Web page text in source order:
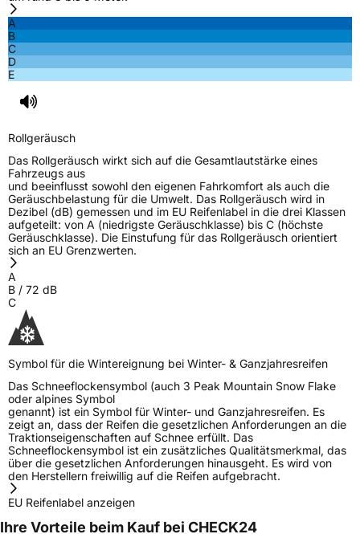
A
B
C
D
E
Rollgeräusch
Das Rollgeräusch wirkt sich auf die Gesamtlautstärke eines
Fahrzeugs aus
und beeinflusst sowohl den eigenen Fahrkomfort als auch die
Geräuschbelastung für die Umwelt. Das Rollgeräusch wird in
Dezibel (dB) gemessen und im EU Reifenlabel in die drei Klassen
aufgeteilt: von A (niedrigste Geräuschklasse) bis C (höchste
Geräuschklasse). Die Einstufung für das Rollgeräusch orientiert
sich an EU Grenzwerten.
A
B / 72 dB
C
Symbol für die Wintereignung bei Winter- & Ganzjahresreifen
Das Schneeflockensymbol (auch 3 Peak Mountain Snow Flake
oder alpines Symbol
genannt) ist ein Symbol für Winter- und Ganzjahresreifen. Es
zeigt an, dass der Reifen die gesetzlichen Anforderungen an die
Traktionseigenschaften auf Schnee erfüllt. Das
Schneeflockensymbol ist ein zusätzliches Qualitätsmerkmal, das
über die gesetzlichen Anforderungen hinausgeht. Es wird von
den Herstellern freiwillig auf die Reifen aufgebracht.
EU Reifenlabel anzeigen
Ihre Vorteile beim Kauf bei CHECK24